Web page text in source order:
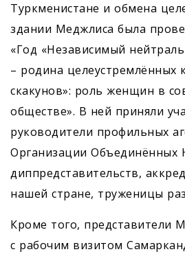
Туркменистане и обмена
здании Меджлиса была
«Год «Независимый
– родина целеустремлённых
скакунов»: роль женщин в
обществе». В ней приняли
руководители профильных
Организации Объединённых
диппредставительств,
нашей стране, труженицы
Кроме того, представители
с рабочим визитом